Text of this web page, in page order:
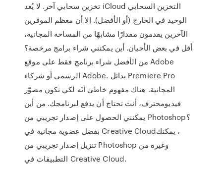
تخزين سحابي آخر. لا يُعد iCloud التخزين السحابي
الوحيد في الخارج (أو الأفضل). إلا أن معظم الموفرين
الآخرين يقدمون مقدارًا مشابهًا من المساحة المجانية،
أقل في بعض الأحيان. أين يمكنني شراء برامج مرخصة؟
من الأفضل شراء برنامج فقط على موقع Adobe
الرسمي أو شركاء Adobe. بدائل Premiere Pro
المجانية. هناك مفهوم خاطئ أنّه لكي تكون مصوّر
فيديومحترف، أنت تحتاج أن يدفع لبرنامجك. من أين
يمكنني الحصول على إصدار تجريبي من Photoshop؟
بفضل عضوية مجانية في Creative Cloud‏، يمكنك
تنزيل إصدار تجريبي من Photoshop وغيره من
التطبيقات في Creative Cloud.